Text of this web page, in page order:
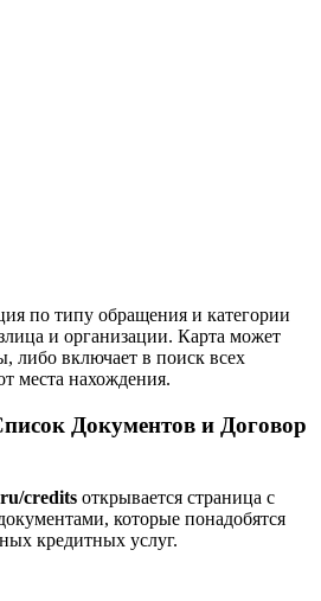
по типу обращения и категории
и организации. Карта может
либо включает в поиск всех
места нахождения.
Документов и Договор
credits открывается страница с
которые понадобятся
кредитных услуг.